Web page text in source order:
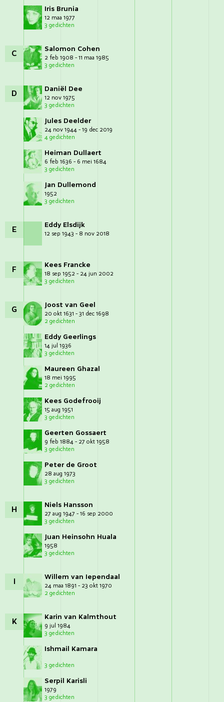
Iris Brunia
12 maa 1977
3 gedichten
C Salomon Cohen
2 feb 1908 - 11 maa 1985
3 gedichten
D Daniël Dee
12 nov 1975
3 gedichten
Jules Deelder
24 nov 1944 - 19 dec 2019
4 gedichten
Heiman Dullaert
6 feb 1636 - 6 mei 1684
3 gedichten
Jan Dullemond
1952
3 gedichten
E Eddy Elsdijk
12 sep 1943 - 8 nov 2018
F Kees Francke
18 sep 1952 - 24 jun 2002
3 gedichten
G Joost van Geel
20 okt 1631 - 31 dec 1698
2 gedichten
Eddy Geerlings
14 jul 1936
3 gedichten
Maureen Ghazal
18 mei 1995
2 gedichten
Kees Godefrooij
15 aug 1951
3 gedichten
Geerten Gossaert
9 feb 1884 - 27 okt 1958
3 gedichten
Peter de Groot
28 aug 1973
3 gedichten
H Niels Hansson
27 aug 1947 - 16 sep 2000
3 gedichten
Juan Heinsohn Huala
1958
3 gedichten
I Willem van Iependaal
24 maa 1891 - 23 okt 1970
2 gedichten
K Karin van Kalmthout
9 jul 1984
3 gedichten
Ishmail Kamara
3 gedichten
Serpil Karisli
1979
3 gedichten